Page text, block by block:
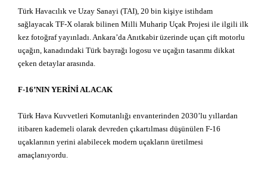
Türk Havacılık ve Uzay Sanayi (TAI), 20 bin kişiye istihdam
sağlayacak TF-X olarak bilinen Milli Muharip Uçak Projesi ile ilgili ilk
kez fotoğraf yayınladı. Ankara’da Anıtkabir üzerinde uçan çift motorlu
uçağın, kanadındaki Türk bayrağı logosu ve uçağın tasarımı dikkat
çeken detaylar arasında.
F-16’NIN YERİNİ ALACAK
Türk Hava Kuvvetleri Komutanlığı envanterinden 2030’lu yıllardan
itibaren kademeli olarak devreden çıkartılması düşünülen F-16
uçaklarının yerini alabilecek modern uçakların üretilmesi
amaçlanıyordu.